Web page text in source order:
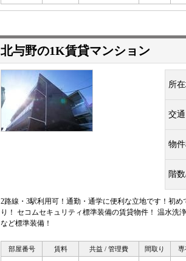
北与野の1K賃貸マンション
所
交通
物
階
2路線・3駅利用可！通勤・通学に便利な立地です！初
り！ セコムセキュリティ標準装備の賃貸物件！ 温水洗
など標準装備！
部屋番号 賃料 共益 / 管理費 間取り 専